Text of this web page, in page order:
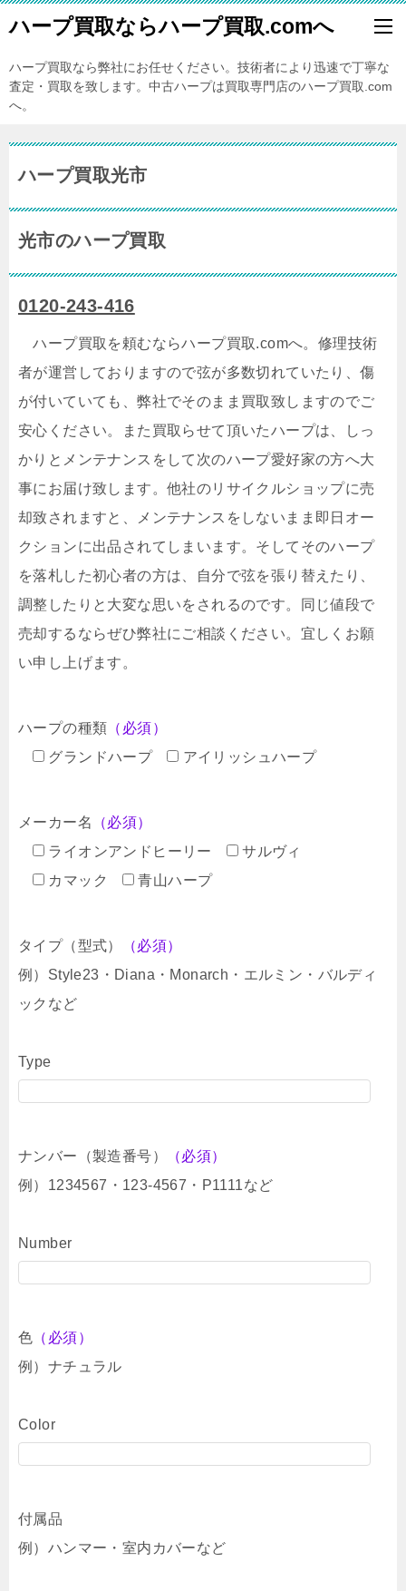
ハープ買取ならハープ買取.comへ
ハープ買取なら弊社にお任せください。技術者により迅速で丁寧な
査定・買取を致します。中古ハープは買取専門店のハープ買取.com
へ。
ハープ買取光市
光市のハープ買取
0120-243-416
ハープ買取を頼むならハープ買取.comへ。修理技術
者が運営しておりますので弦が多数切れていたり、傷
が付いていても、弊社でそのまま買取致しますのでご
安心ください。また買取らせて頂いたハープは、しっ
かりとメンテナンスをして次のハープ愛好家の方へ大
事にお届け致します。他社のリサイクルショップに売
却致されますと、メンテナンスをしないまま即日オー
クションに出品されてしまいます。そしてそのハープ
を落札した初心者の方は、自分で弦を張り替えたり、
調整したりと大変な思いをされるのです。同じ値段で
売却するならぜひ弊社にご相談ください。宜しくお願
い申し上げます。
ハープの種類 （必須）
グランドハープ
アイリッシュハープ
メーカー名
（必須）
ライオンアンドヒーリー
サルヴィ
カマック
青山ハープ
タイプ（型式）
（必須）
例）Style23・Diana・Monarch・エルミン・バルディ
ックなど
Type
ナンバー（製造番号）
（必須）
例）1234567・123-4567・P1111など
Number
色 （必須）
例）ナチュラル
Color
付属品
例）ハンマー・室内カバーなど